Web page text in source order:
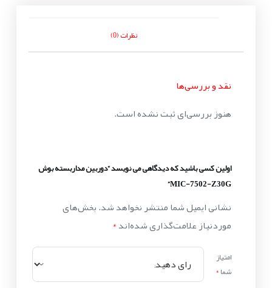
نظرات (0)
نقد و بررسی‌ها
هنوز بررسی‌ای ثبت نشده است.
اولین کسی باشید که دیدگاهی می نویسد “دوربین مداربسته بوش
MIC-7502-Z30G”
نشانی ایمیل شما منتشر نخواهد شد.بخش‌های
موردنیاز علامت‌گذاری شده‌اند*
امتیاز
شما*